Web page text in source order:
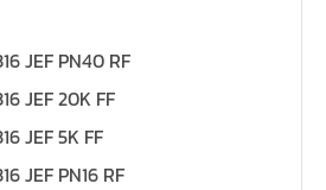
JEF PN40 RF
JEF 20K FF
JEF 5K FF
JEF PN16 RF